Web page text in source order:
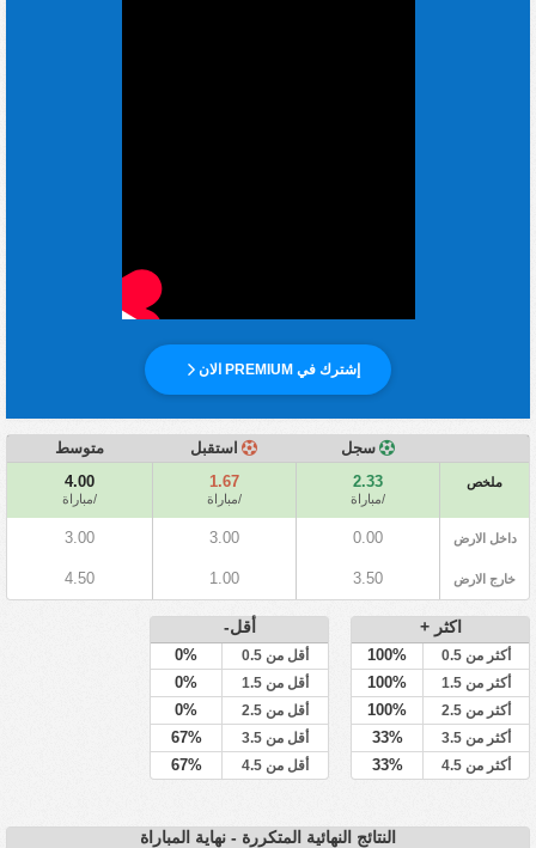
إشترك في PREMIUM الان
سجل استقبل متوسط
ملخص 2.33
/مباراة
1.67
/مباراة
4.00
/مباراة
داخل الارض 0.00
3.00
3.00
خارج الارض 3.50
1.00
4.50
اكثر +
أكثر من 0.5 100%
أكثر من 1.5 100%
أكثر من 2.5 100%
أكثر من 3.5 33%
أكثر من 4.5 33%
أقل-
أقل من 0.5 0%
أقل من 1.5 0%
أقل من 2.5 0%
أقل من 3.5 67%
أقل من 4.5 67%
النتائج النهائية المتكررة - نهاية المباراة